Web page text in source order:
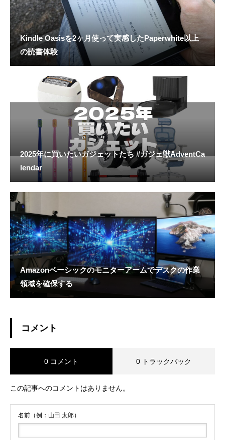
Kindle Oasisを2ヶ月使って実感したPaperwhite以上
の読書体験
2025年に買いたいガジェットたち #ガジェ獣AdventCa
lendar
Amazonベーシックのモニターアームでデスクの作業
領域を確保する
コメント
0 コメント 0 トラックバック
この記事へのコメントはありません。
名前（例：山田 太郎）